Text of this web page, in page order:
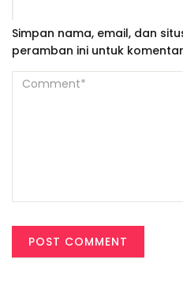
Simpan nama, email, dan
peramban ini untuk